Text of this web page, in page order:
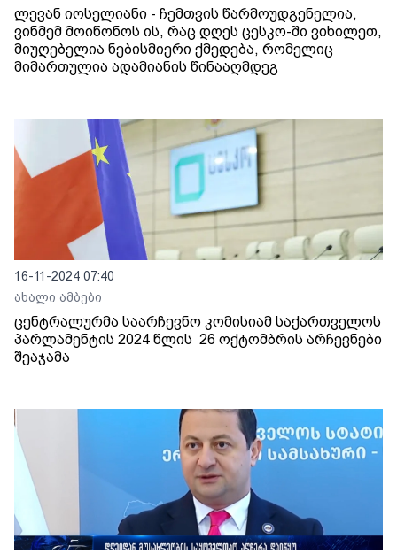
ლევან იოსელიანი - ჩემთვის წარმოუდგენელია,
ვინმემ მოიწონოს ის, რაც დღეს ცესკო-ში ვიხილეთ,
მიუღებელია ნებისმიერი ქმედება, რომელიც
მიმართულია ადამიანის წინააღმდეგ
16-11-2024 07:40
ახალი ამბები
ცენტრალურმა საარჩევნო კომისიამ საქართველოს
პარლამენტის 2024 წლის 26 ოქტომბრის არჩევნები
შეაჯამა